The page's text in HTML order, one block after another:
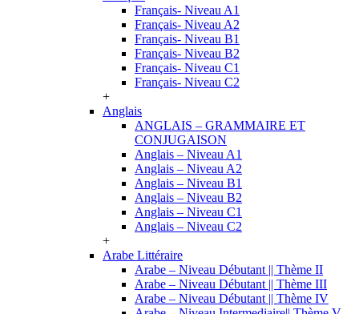
Français- Niveau A1
Français- Niveau A2
Français- Niveau B1
Français- Niveau B2
Français- Niveau C1
Français- Niveau C2
+
Anglais
ANGLAIS – GRAMMAIRE ET
CONJUGAISON
Anglais – Niveau A1
Anglais – Niveau A2
Anglais – Niveau B1
Anglais – Niveau B2
Anglais – Niveau C1
Anglais – Niveau C2
+
Arabe Littéraire
Arabe – Niveau Débutant || Thème II
Arabe – Niveau Débutant || Thème III
Arabe – Niveau Débutant || Thème IV